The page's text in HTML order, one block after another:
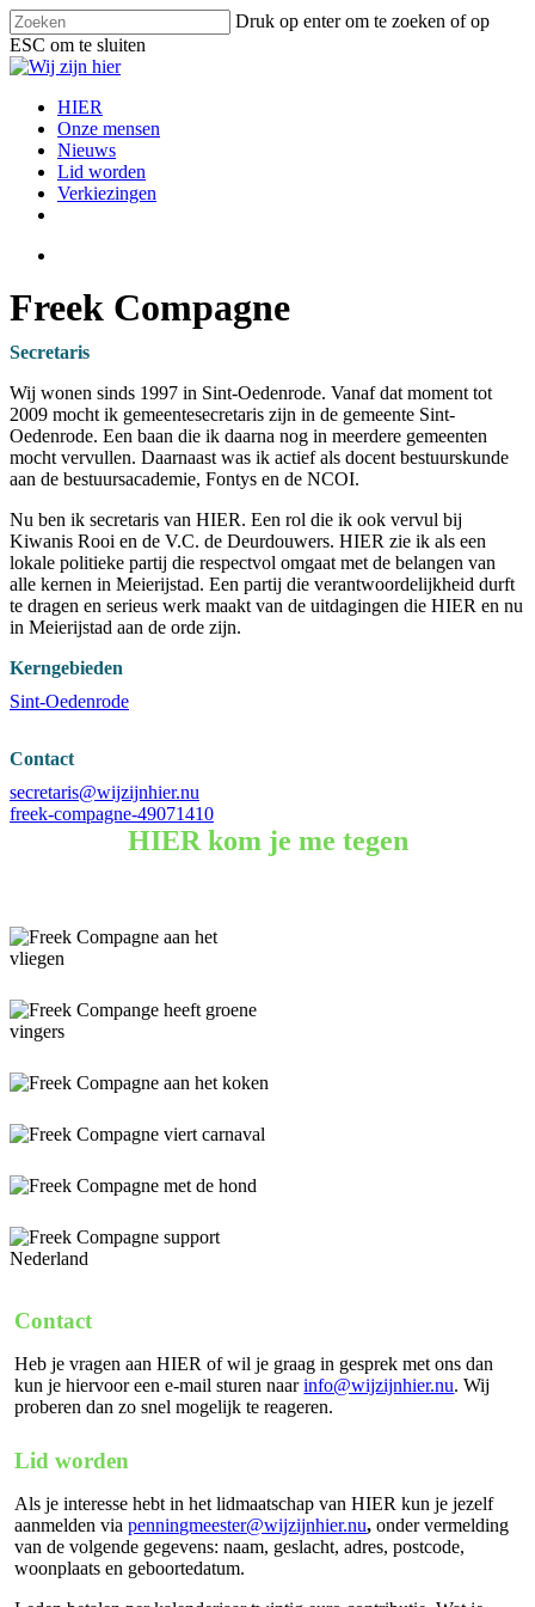
Skip
to
main
content
Druk op enter om te zoeken of op
ESC om te sluiten
Close
search
Menu
HIER
Onze mensen
Nieuws
Lid worden
Verkiezingen
Freek Compagne
Secretaris
Wij wonen sinds 1997 in Sint-Oedenrode. Vanaf dat moment tot
2009 mocht ik gemeentesecretaris zijn in de gemeente Sint-
Oedenrode. Een baan die ik daarna nog in meerdere gemeenten
mocht vervullen. Daarnaast was ik actief als docent bestuurskunde
aan de bestuursacademie, Fontys en de NCOI.
Nu ben ik secretaris van HIER. Een rol die ik ook vervul bij
Kiwanis Rooi en de V.C. de Deurdouwers. HIER zie ik als een
lokale politieke partij die respectvol omgaat met de belangen van
alle kernen in Meierijstad. Een partij die verantwoordelijkheid durft
te dragen en serieus werk maakt van de uitdagingen die HIER en nu
in Meierijstad aan de orde zijn.
Kerngebieden
Sint-Oedenrode
Contact
secretaris@wijzijnhier.nu
freek-compagne-49071410
HIER kom je me tegen
Contact
Heb je vragen aan HIER of wil je graag in gesprek met ons dan
kun je hiervoor een e-mail sturen naarinfo@wijzijnhier.nu. Wij
proberen dan zo snel mogelijk te reageren.
Lid worden
Als je interesse hebt in het lidmaatschap van HIER kun je jezelf
aanmelden viapenningmeester@wijzijnhier.nu, onder vermelding
van de volgende gegevens: naam, geslacht, adres, postcode,
woonplaats en geboortedatum.